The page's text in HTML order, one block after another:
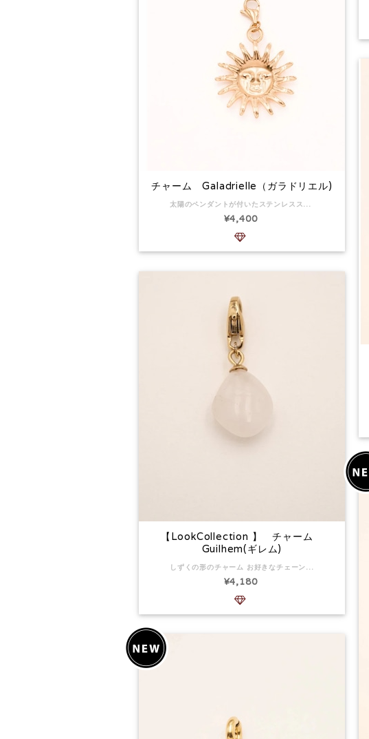
チャーム Galadrielle（ガラドリエル)
太陽のペンダントが付いたステンレススチールのチャーム。かなり大きめでインパクトがあります。 チャームの寸法：34 x 39 mm 別売のチェーンとコーディネートを楽しんで！ 素材:サージカルステンレス サージカルステンレス(医療用ステンレス)は、金属アレルギーのある方も安心安全にご使用いただける素材です。（例外もありますのでかゆみなど感じた場合ご自身でご判断ください） 返品:可
¥4,400
【LookCollection 】 チャーム
Guilhem(ギレム)
しずくの形のチャーム お好きなチェーンに付けて！ 石の寸法：10x26 mm 【返品】 可 天然石のため写真と現物のお色に誤差が生じます。
¥4,180